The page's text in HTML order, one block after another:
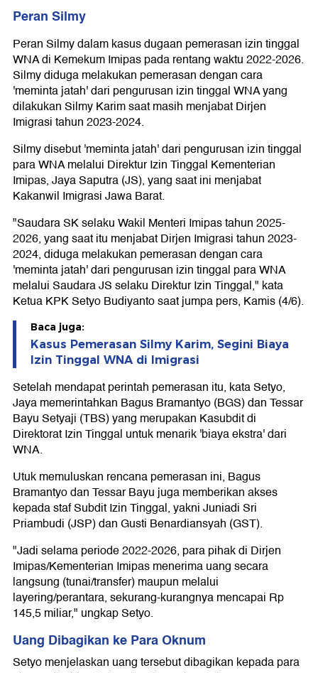
Peran Silmy
Peran Silmy dalam kasus dugaan pemerasan izin tinggal
WNA di Kemekum Imipas pada rentang waktu 2022-2026.
Silmy diduga melakukan pemerasan dengan cara
'meminta jatah' dari pengurusan izin tinggal WNA yang
dilakukan Silmy Karim saat masih menjabat Dirjen
Imigrasi tahun 2023-2024.
Silmy disebut 'meminta jatah' dari pengurusan izin tinggal
para WNA melalui Direktur Izin Tinggal Kementerian
Imipas, Jaya Saputra (JS), yang saat ini menjabat
Kakanwil Imigrasi Jawa Barat.
"Saudara SK selaku Wakil Menteri Imipas tahun 2025-
2026, yang saat itu menjabat Dirjen Imigrasi tahun 2023-
2024, diduga melakukan pemerasan dengan cara
'meminta jatah' dari pengurusan izin tinggal para WNA
melalui Saudara JS selaku Direktur Izin Tinggal," kata
Ketua KPK Setyo Budiyanto saat jumpa pers, Kamis (4/6).
Baca juga:
Kasus Pemerasan Silmy Karim, Segini Biaya
Izin Tinggal WNA di Imigrasi
Setelah mendapat perintah pemerasan itu, kata Setyo,
Jaya memerintahkan Bagus Bramantyo (BGS) dan Tessar
Bayu Setyaji (TBS) yang merupakan Kasubdit di
Direktorat Izin Tinggal untuk menarik 'biaya ekstra' dari
WNA.
Utuk memuluskan rencana pemerasan ini, Bagus
Bramantyo dan Tessar Bayu juga memberikan akses
kepada staf Subdit Izin Tinggal, yakni Juniadi Sri
Priambudi (JSP) dan Gusti Benardiansyah (GST).
"Jadi selama periode 2022-2026, para pihak di Dirjen
Imipas/Kementerian Imipas menerima uang secara
langsung (tunai/transfer) maupun melalui
layering/perantara, sekurang-kurangnya mencapai Rp
145,5 miliar," ungkap Setyo.
Uang Dibagikan ke Para Oknum
Setyo menjelaskan uang tersebut dibagikan kepada para